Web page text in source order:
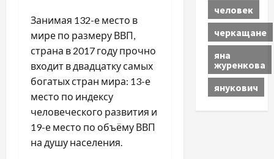
Занимая 132-е место в
мире по размеру ВВП,
страна в 2017 году прочно
входит в двадцатку самых
богатых стран мира: 13-е
место по индексу
человеческого развития и
19-е место по объёму ВВП
на душу населения.
человек
черкащане
яна
журенкова
янукович